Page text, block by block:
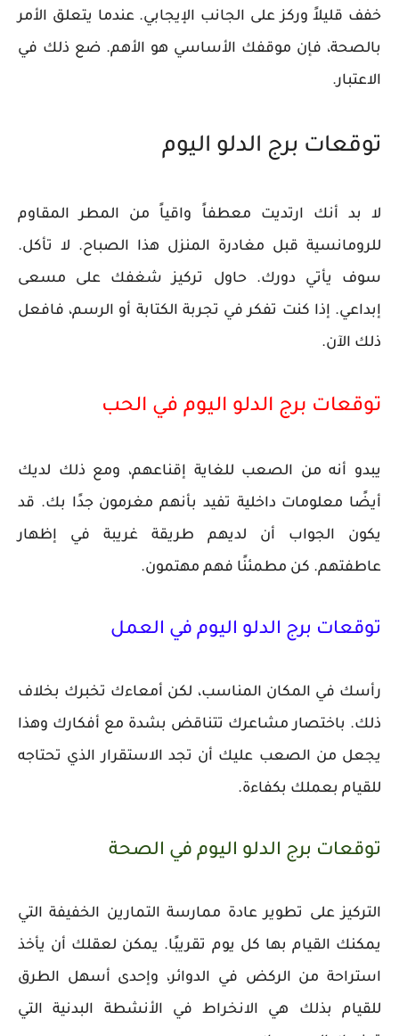
خفف قليلاً وركز على الجانب الإيجابي. عندما يتعلق الأمر
بالصحة، فإن موقفك الأساسي هو الأهم. ضع ذلك في
الاعتبار.
توقعات برج الدلو اليوم
لا بد أنك ارتديت معطفاً واقياً من المطر المقاوم
للرومانسية قبل مغادرة المنزل هذا الصباح. لا تأكل.
سوف يأتي دورك. حاول تركيز شغفك على مسعى
إبداعي. إذا كنت تفكر في تجربة الكتابة أو الرسم، فافعل
ذلك الآن.
توقعات برج الدلو اليوم في الحب
يبدو أنه من الصعب للغاية إقناعهم، ومع ذلك لديك
أيضًا معلومات داخلية تفيد بأنهم مغرمون جدًا بك. قد
يكون الجواب أن لديهم طريقة غريبة في إظهار
عاطفتهم. كن مطمئنًا فهم مهتمون.
توقعات برج الدلو اليوم في العمل
رأسك في المكان المناسب، لكن أمعاءك تخبرك بخلاف
ذلك. باختصار مشاعرك تتناقض بشدة مع أفكارك وهذا
يجعل من الصعب عليك أن تجد الاستقرار الذي تحتاجه
للقيام بعملك بكفاءة.
توقعات برج الدلو اليوم في الصحة
التركيز على تطوير عادة ممارسة التمارين الخفيفة التي
يمكنك القيام بها كل يوم تقريبًا. يمكن لعقلك أن يأخذ
استراحة من الركض في الدوائر، وإحدى أسهل الطرق
للقيام بذلك هي الانخراط في الأنشطة البدنية التي